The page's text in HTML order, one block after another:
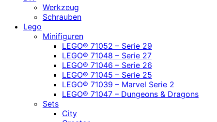
Werkzeug
Schrauben
Lego
Minifiguren
LEGO® 71052 – Serie 29
LEGO® 71048 – Serie 27
LEGO® 71046 – Serie 26
LEGO® 71045 – Serie 25
LEGO® 71039 – Marvel Serie 2
LEGO® 71047 – Dungeons & Dragons
Sets
City